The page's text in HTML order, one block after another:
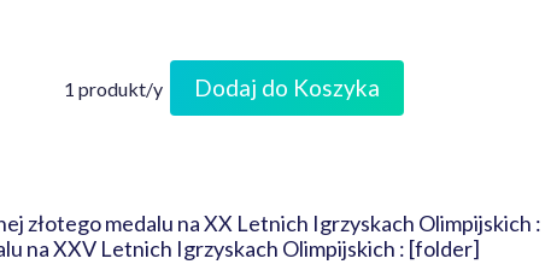
1 produkt/y Dodaj do Koszyka
złotego medalu na XX Letnich Igrzyskach Olimpijskich
na XXV Letnich Igrzyskach Olimpijskich : [folder]